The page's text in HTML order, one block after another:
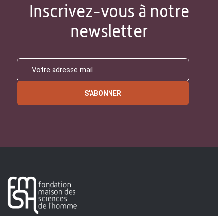
Inscrivez-vous à notre
newsletter
S'ABONNER